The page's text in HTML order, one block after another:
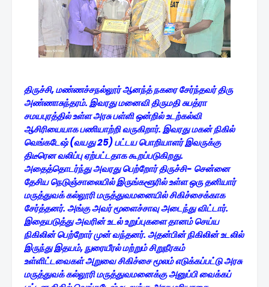
திருச்சி, மண்ணச்சநல்லூர் ஆனந்த் நகரை சேர்ந்தவர் திரு
அண்ணாசுந்தரம். இவரது மனைவி திருமதி சுபத்ரா
சமயபுரத்தில் உள்ள அரசு பள்ளி ஒன்றில் உடற்கல்வி
ஆசிரியையாக பணியாற்றி வருகிறார். இவரது மகன் நிகில்
வெங்கடேஷ் (வயது 25) பட்டய பொறியாளர் இவருக்கு
திடீரென வலிப்பு ஏற்பட்டதாக கூறப்படுகிறது.
அதைத்தொடர்ந்து அவரது பெற்றோர் திருச்சி- சென்னை
தேசிய நெடுஞ்சாலையில் இருங்களூரில் உள்ள ஒரு தனியார்
மருத்துவக் கல்லூரி மருத்துவமனையில் சிகிச்சைக்காக
சேர்த்தனர். அங்கு அவர் மூளைச்சாவு அடைந்து விட்டார்.
இதையடுத்து அவரின் உடல் உறுப்புகளை தானம் செய்ய
நிகிலின் பெற்றோர் முன் வந்தனர். அதன்பின் நிகிலின் உடலில்
இருந்து இதயம், நுரையீரல் மற்றும் சிறுநீரகம்
உள்ளிட்டவைகள் அறுவை சிகிச்சை மூலம் எடுக்கப்பட்டு அரசு
மருத்துவக் கல்லூரி மருத்துவமனைக்கு அனுப்பி வைக்கப்